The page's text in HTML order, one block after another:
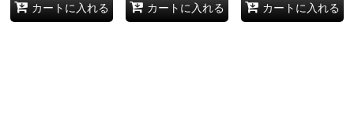
カートに入れる カートに入れる カートに入れる